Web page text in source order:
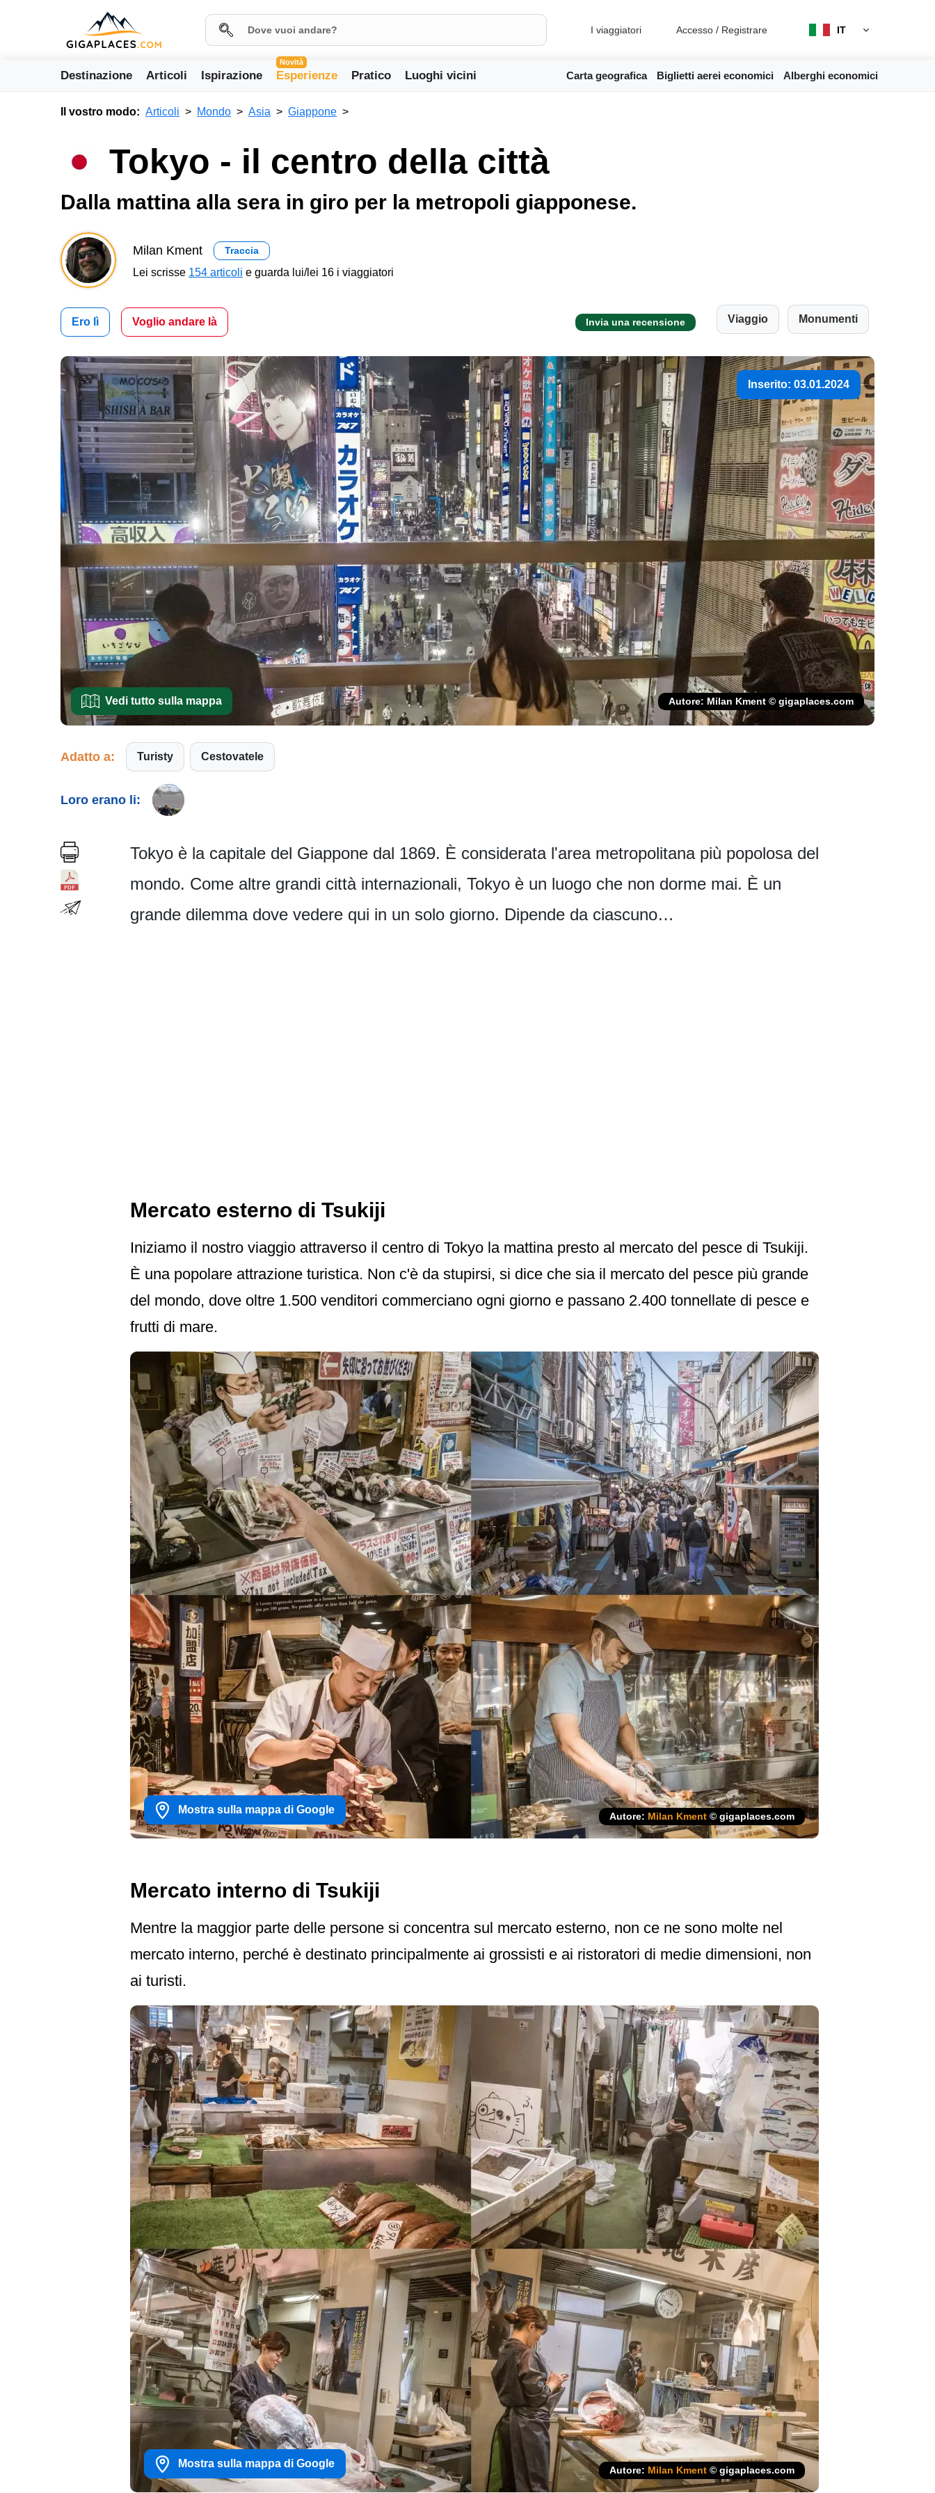
I viaggiatori Accesso / Registrare IT
Destinazione Articoli Ispirazione
Novità
Esperienze Pratico Luoghi vicini Carta geografica Biglietti aerei economici Alberghi economici
Il vostro modo: Articoli Mondo Asia Giappone
Tokyo - il centro della città
Dalla mattina alla sera in giro per la metropoli giapponese.
Milan Kment Traccia
Lei scrisse 154 articoli e guarda lui/lei 16 i viaggiatori
Ero lì Voglio andare là Invia una recensione Viaggio Monumenti
Inserito: 03.01.2024
Vedi tutto sulla mappa Autore: Milan Kment © gigaplaces.com
Adatto a: Turisty Cestovatele
Loro erano li:
Tokyo è la capitale del Giappone dal 1869. È considerata l'area metropolitana più popolosa del
mondo. Come altre grandi città internazionali, Tokyo è un luogo che non dorme mai. È un
grande dilemma dove vedere qui in un solo giorno. Dipende da ciascuno…
Mercato esterno di Tsukiji
Iniziamo il nostro viaggio attraverso il centro di Tokyo la mattina presto al mercato del pesce di Tsukiji.
È una popolare attrazione turistica. Non c'è da stupirsi, si dice che sia il mercato del pesce più grande
del mondo, dove oltre 1.500 venditori commerciano ogni giorno e passano 2.400 tonnellate di pesce e
frutti di mare.
Mostra sulla mappa di Google
Autore: Milan Kment © gigaplaces.com
Mercato interno di Tsukiji
Mentre la maggior parte delle persone si concentra sul mercato esterno, non ce ne sono molte nel
mercato interno, perché è destinato principalmente ai grossisti e ai ristoratori di medie dimensioni, non
ai turisti.
Mostra sulla mappa di Google
Autore: Milan Kment © gigaplaces.com